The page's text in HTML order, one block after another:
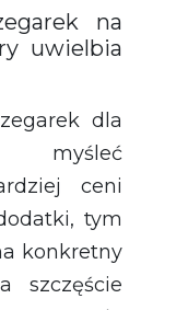
na
uwielbia
dla
ceni
tym
konkretny
szczęście